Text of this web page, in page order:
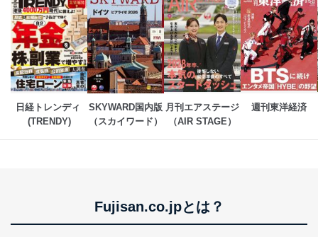
当社が取り扱う開示対象個人情報の利用目的は次のとお
りです。
No
個人情報の種類 利用目的
1
当社の定期購読サ
ービス等をご利用
の方の個人情報
購入商品の配送のため
商品代金回収のため
ｅメール等による商品、サービ
ス、キャンペーン等の広告の案内
のため
個人が特定できない形で取得した
いただいた方の個
処、オペレーター教育など応対品
質向上のため
日経トレンディ
(TRENDY)
SKYWARD国内版
（スカイワード）
月刊エアステージ
（AIR STAGE）
週刊東洋経済
Fujisan.co.jpとは？